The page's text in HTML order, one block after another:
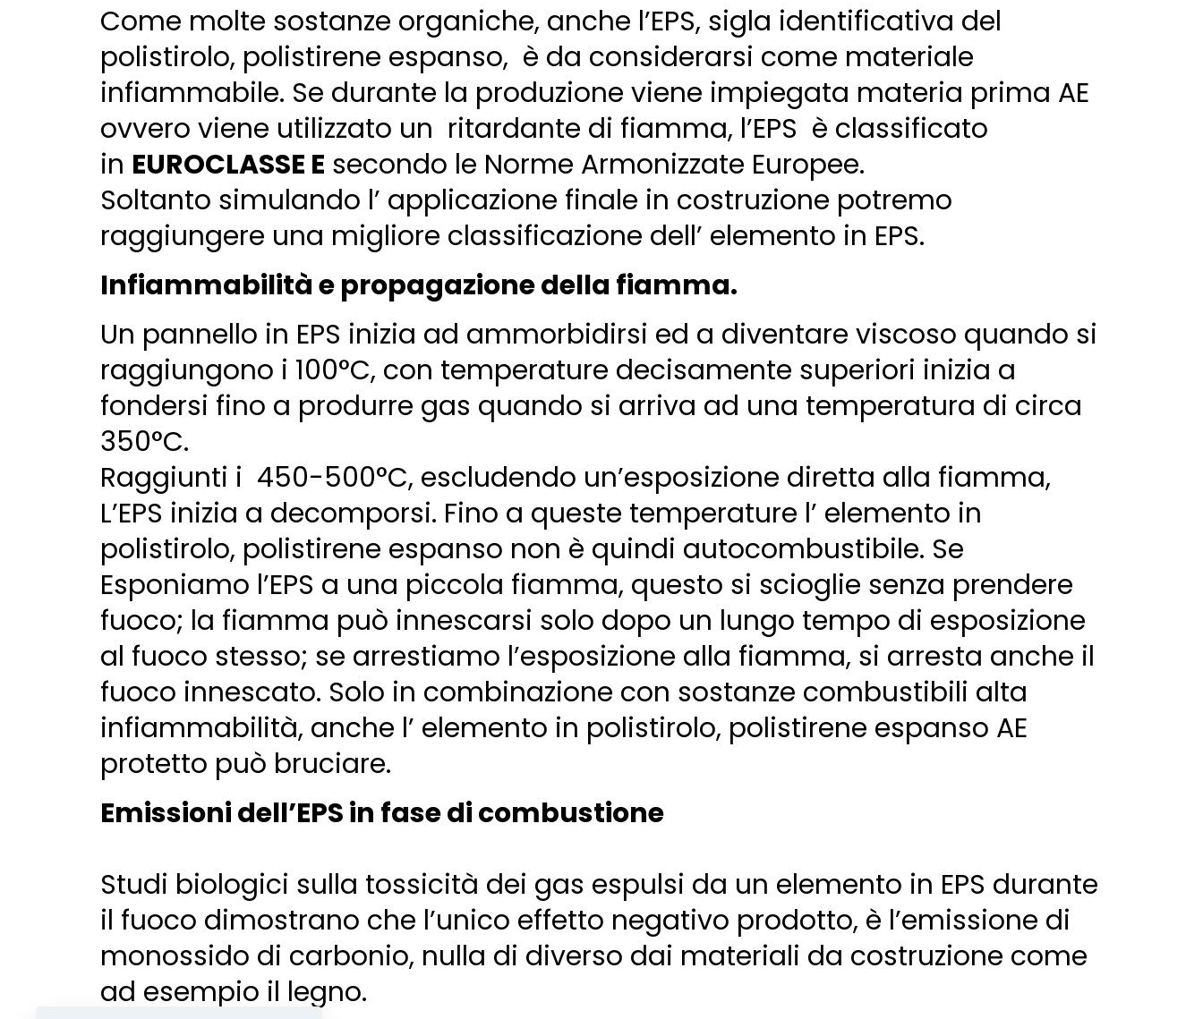
Come molte sostanze organiche, anche l’EPS, sigla identificativa del
polistirolo, polistirene espanso, è da considerarsi come materiale
infiammabile. Se durante la produzione viene impiegata materia prima AE
ovvero viene utilizzato un ritardante di fiamma, l’EPS è classificato
in EUROCLASSE E secondo le Norme Armonizzate Europee.
Soltanto simulando l’ applicazione finale in costruzione potremo
raggiungere una migliore classificazione dell’ elemento in EPS.
Infiammabilità e propagazione della fiamma.
Un pannello in EPS inizia ad ammorbidirsi ed a diventare viscoso quando si
raggiungono i 100°C, con temperature decisamente superiori inizia a
fondersi fino a produrre gas quando si arriva ad una temperatura di circa
350°C.
Raggiunti i 450-500°C, escludendo un’esposizione diretta alla fiamma,
L’EPS inizia a decomporsi. Fino a queste temperature l’ elemento in
polistirolo, polistirene espanso non è quindi autocombustibile. Se
Esponiamo l’EPS a una piccola fiamma, questo si scioglie senza prendere
fuoco; la fiamma può innescarsi solo dopo un lungo tempo di esposizione
al fuoco stesso; se arrestiamo l’esposizione alla fiamma, si arresta anche il
fuoco innescato. Solo in combinazione con sostanze combustibili alta
infiammabilità, anche l’ elemento in polistirolo, polistirene espanso AE
protetto può bruciare.
Emissioni dell’EPS in fase di combustione
Studi biologici sulla tossicità dei gas espulsi da un elemento in EPS durante
il fuoco dimostrano che l’unico effetto negativo prodotto, è l’emissione di
monossido di carbonio, nulla di diverso dai materiali da costruzione come
ad esempio il legno.